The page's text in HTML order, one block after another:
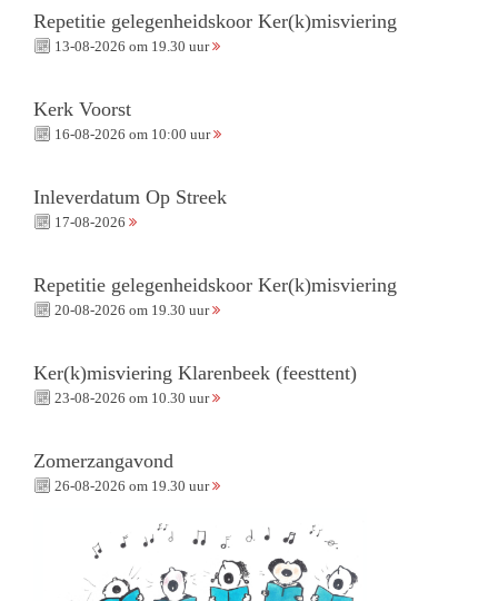
Repetitie gelegenheidskoor Ker(k)misviering
13-08-2026 om 19.30 uur
Kerk Voorst
16-08-2026 om 10:00 uur
Inleverdatum Op Streek
17-08-2026
Repetitie gelegenheidskoor Ker(k)misviering
20-08-2026 om 19.30 uur
Ker(k)misviering Klarenbeek (feesttent)
23-08-2026 om 10.30 uur
Zomerzangavond
26-08-2026 om 19.30 uur